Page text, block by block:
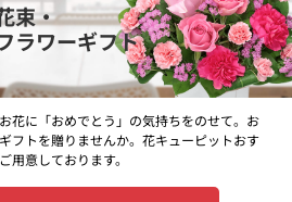
束・
ラワーギフト
花に「おめでとう」の気持ちをのせて。お
フトを贈りませんか。花キューピットおす
用意しております。